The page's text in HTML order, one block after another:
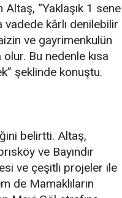
“Yaklaşık 1 sene
vadede kârlı denilebilir
ve gayrimenkulün
Bu nedenle kısa
şeklinde konuştu.
belirtti. Altaş,
ve Bayındır
ve çeşitli projeler ile
de Mamaklıların